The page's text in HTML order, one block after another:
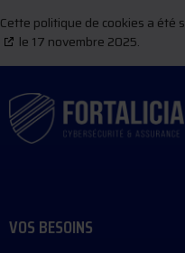
Cette politique de cookies a été
le 17 novembre 2025.
VOS BESOINS